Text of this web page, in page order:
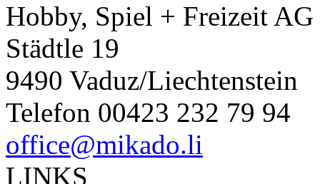
Hobby, Spiel + Freizeit AG
Städtle 19
9490 Vaduz/Liechtenstein
Telefon 00423 232 79 94
office@mikado.li
LINKS